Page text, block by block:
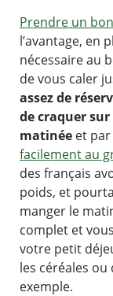
Prendre un
l’avantage, en
nécessaire au
de vous caler
assez de
de craquer
matinée et
facilement au
des français
poids, et
manger le
complet et
votre petit
les céréales
exemple.